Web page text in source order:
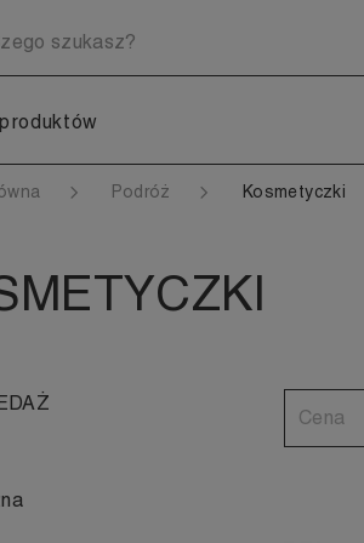
Podróż Kosmetyczki
Cena